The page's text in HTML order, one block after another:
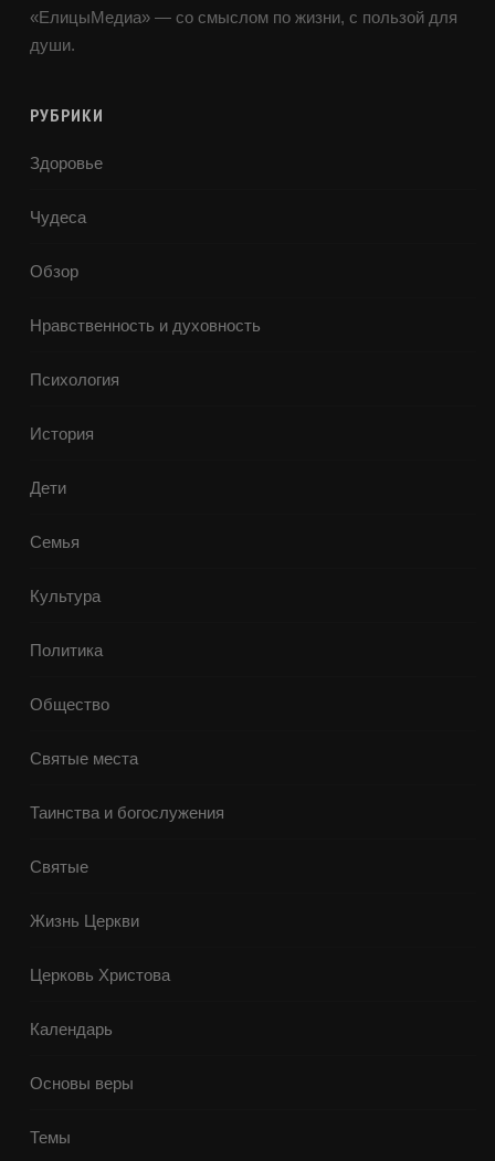
«ЕлицыМедиа» — со смыслом по жизни, с пользой для
души.
РУБРИКИ
Здоровье
Чудеса
Обзор
Нравственность и духовность
Психология
История
Дети
Семья
Культура
Политика
Общество
Святые места
Таинства и богослужения
Святые
Жизнь Церкви
Церковь Христова
Календарь
Основы веры
Темы